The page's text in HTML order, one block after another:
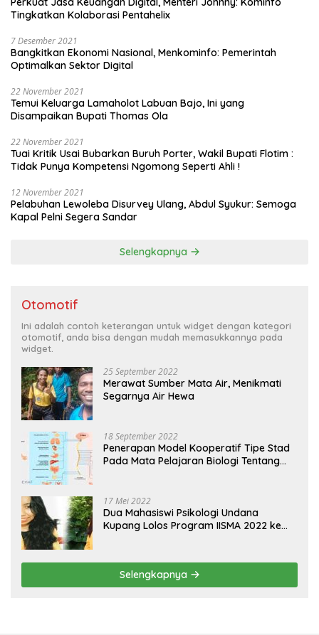
Tingkatkan Kolaborasi Pentahelix
7 Desember 2021
Bangkitkan Ekonomi Nasional, Menkominfo: Pemerintah
Optimalkan Sektor Digital
22 November 2021
Temui Keluarga Lamaholot Labuan Bajo, Ini yang
Disampaikan Bupati Thomas Ola
22 November 2021
Tuai Kritik Usai Bubarkan Buruh Porter, Wakil Bupati Flotim :
Tidak Punya Kompetensi Ngomong Seperti Ahli !
12 November 2021
Pelabuhan Lewoleba Disurvey Ulang, Abdul Syukur: Semoga
Kapal Pelni Segera Sandar
Selengkapnya
Otomotif
Ini adalah contoh keterangan untuk widget dengan kategori
otomotif, anda bisa dengan mudah memasukkannya pada
widget.
25 September 2022
Merawat Sumber Mata Air, Menikmati
Segarnya Air Hewa
18 September 2022
Penerapan Model Kooperatif Tipe Stad
Pada Mata Pelajaran Biologi Tentang
17 Mei 2022
Dua Mahasiswi Psikologi Undana
Kupang Lolos Program IISMA 2022 ke
Selengkapnya